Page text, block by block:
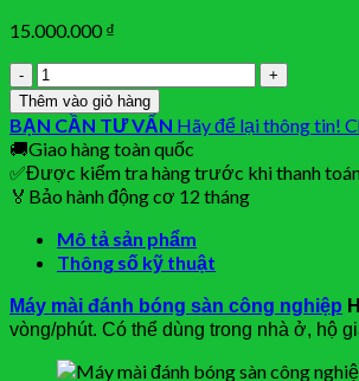
15.000.000₫
Số
lượng
Thêm vào giỏ hàng
BẠN CẦN TƯ VẤN Hãy để lại thông tin!
🚚Giao hàng toàn quốc
✅Được kiểm tra hàng trước khi thanh
🏅 Bảo hành động cơ 12 tháng
Mô tả sản phẩm
Thông số kỹ thuật
Máy mài đánh bóng sàn công nghiệp
vòng/phút. Có thể dùng trong nhà ở, hộ